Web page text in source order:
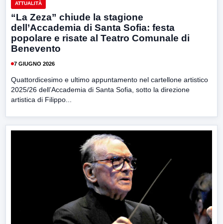
ATTUALITÀ
“La Zeza” chiude la stagione
dell’Accademia di Santa Sofia: festa
popolare e risate al Teatro Comunale di
Benevento
7 GIUGNO 2026
Quattordicesimo e ultimo appuntamento nel cartellone artistico
2025/26 dell’Accademia di Santa Sofia, sotto la direzione
artistica di Filippo...